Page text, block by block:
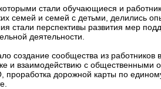
стали обучающиеся и
семей и семей с детьми, делились
стали перспективы развития мер
деятельности.
создание сообщества из работников
и взаимодействию с общественными
дорожной карты по